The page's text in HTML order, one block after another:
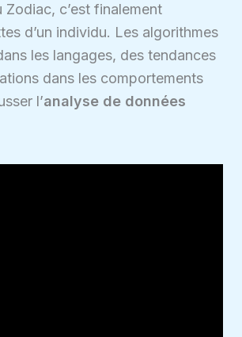
c’est finalement
d’un individu. Les algorithmes
les langages, des tendances
dans les comportements
l’analyse de données